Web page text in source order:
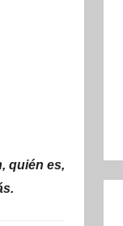
quién es,